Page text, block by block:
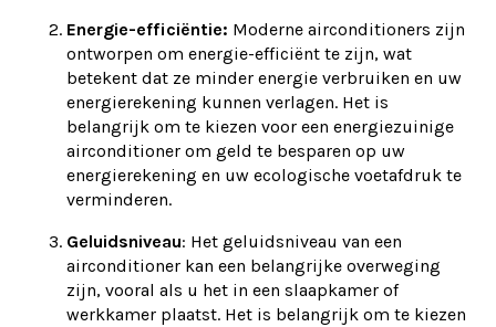
Energie-efficiëntie: Moderne airconditioners zijn
ontworpen om energie-efficiënt te zijn, wat
betekent dat ze minder energie verbruiken en uw
energierekening kunnen verlagen. Het is
belangrijk om te kiezen voor een energiezuinige
airconditioner om geld te besparen op uw
energierekening en uw ecologische voetafdruk te
verminderen.
Geluidsniveau: Het geluidsniveau van een
airconditioner kan een belangrijke overweging
zijn, vooral als u het in een slaapkamer of
werkkamer plaatst. Het is belangrijk om te kiezen